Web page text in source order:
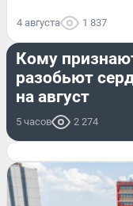
4 августа 1 837
ОН И ОНА
Кому
разобьют
на август
5 часов 2 274